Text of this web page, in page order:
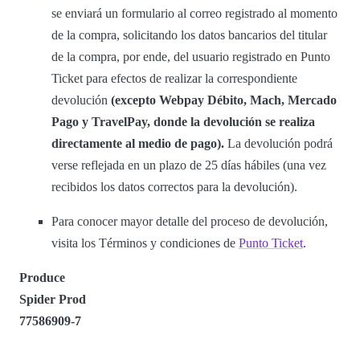
se enviará un formulario al correo registrado al momento
de la compra, solicitando los datos bancarios del titular
de la compra, por ende, del usuario registrado en Punto
Ticket para efectos de realizar la correspondiente
devolución (excepto Webpay Débito, Mach, Mercado
Pago y TravelPay, donde la devolución se realiza
directamente al medio de pago). La devolución podrá
verse reflejada en un plazo de 25 días hábiles (una vez
recibidos los datos correctos para la devolución).
Para conocer mayor detalle del proceso de devolución,
visita los Términos y condiciones de Punto Ticket.
Produce
Spider Prod
77586909-7